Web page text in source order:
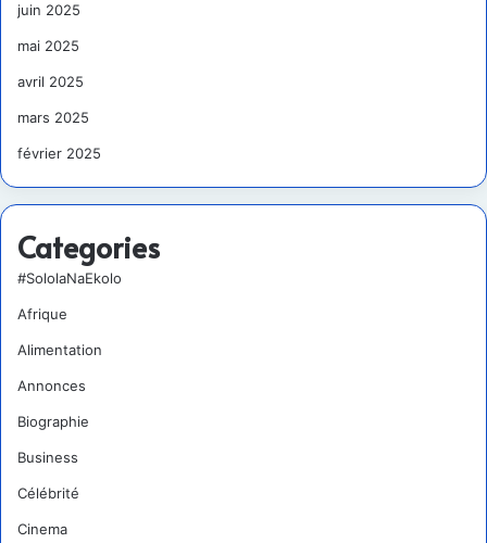
juin 2025
mai 2025
avril 2025
mars 2025
février 2025
Categories
#SololaNaEkolo
Afrique
Alimentation
Annonces
Biographie
Business
Célébrité
Cinema